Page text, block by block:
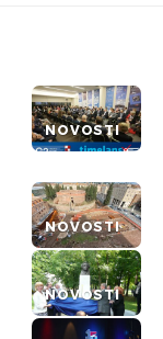
NOVOSTI
NOVOSTI
NOVOSTI